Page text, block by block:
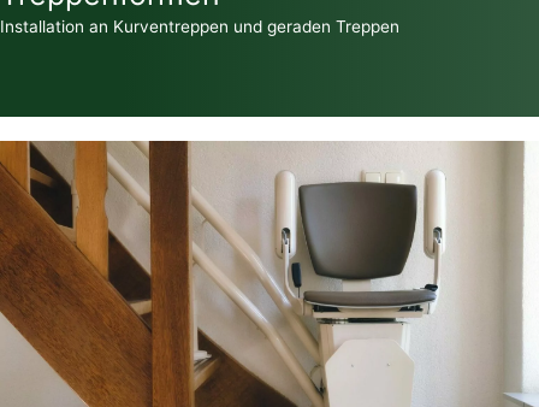
Installation an Kurventreppen und geraden Treppen